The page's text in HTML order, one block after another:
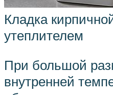
Кладка
утеплителем
При большой
внутренней